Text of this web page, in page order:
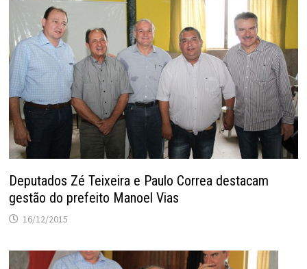
Deputados Zé Teixeira e Paulo Correa destacam
gestão do prefeito Manoel Vias
16/12/2015